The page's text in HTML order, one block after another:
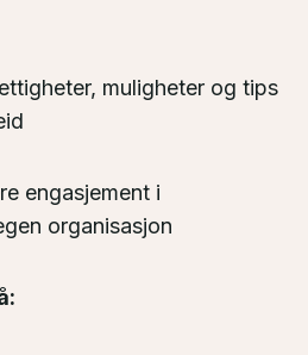
muligheter og tips
engasjement i
organisasjon